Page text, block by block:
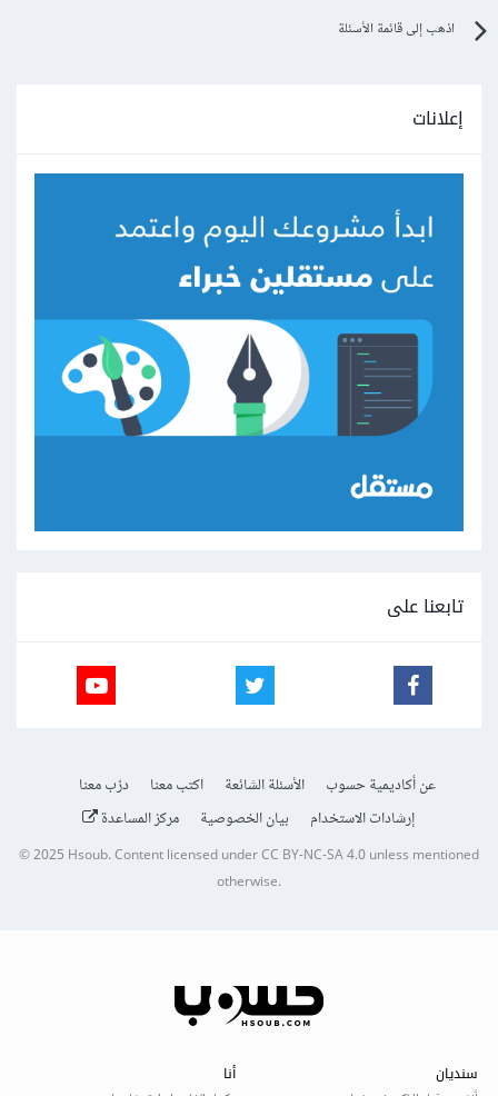
اذهب إلى قائمة الأسئلة
إعلانات
تابعنا على
عن أكاديمية حسوب الأسئلة الشائعة اكتب معنا
درّب معنا
إرشادات الاستخدام
بيان الخصوصية مركز المساعدة
© 2025Hsoub.Content licensed underCC BY-NC-SA 4.0unless mentioned
otherwise.